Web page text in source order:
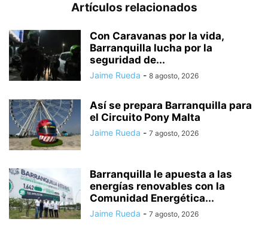
Artículos relacionados
Con Caravanas por la vida,
Barranquilla lucha por la
seguridad de...
Jaime Rueda - 8 agosto, 2026
Así se prepara Barranquilla para
el Circuito Pony Malta
Jaime Rueda - 7 agosto, 2026
Barranquilla le apuesta a las
energías renovables con la
Comunidad Energética...
Jaime Rueda - 7 agosto, 2026